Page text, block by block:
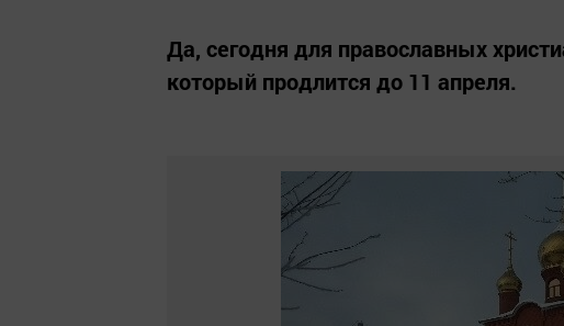
Да, сегодня для православных
который продлится до 11 апреля.